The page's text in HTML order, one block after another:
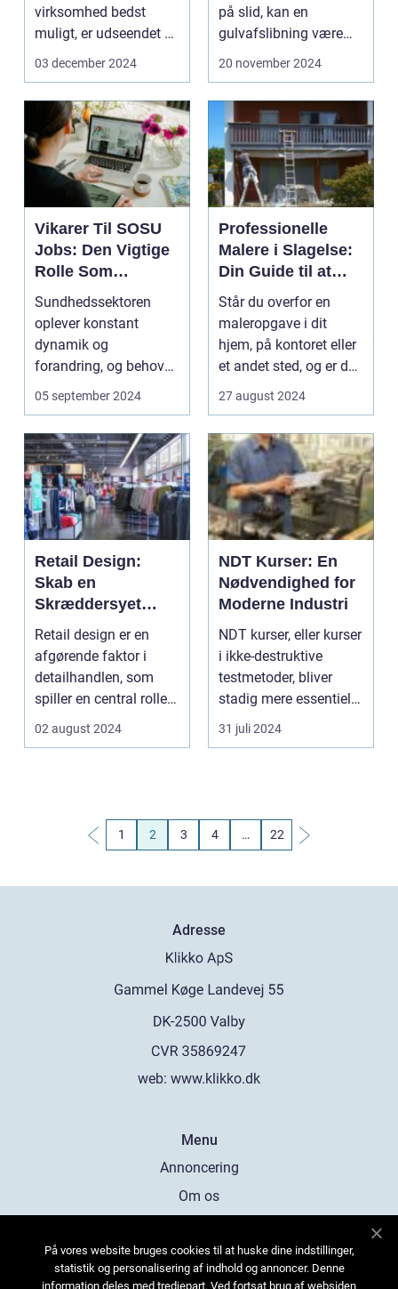
virksomhed bedst
muligt, er udseendet af
kontor- ell...
03 december 2024
på slid, kan en
gulvafslibning være
de...
20 november 2024
Vikarer Til SOSU
Jobs: Den Vigtige
Rolle Som
Pædagogvikar
Sundhedssektoren
oplever konstant
dynamik og
forandring, og behovet
for kvalificeret
sundhedspersona...
05 september 2024
Professionelle
Malere i Slagelse:
Din Guide til at
Skabe Dit
Drømmehjem
Står du overfor en
maleropgave i dit
hjem, på kontoret eller
et andet sted, og er du
hjemmehørende i...
27 august 2024
Retail Design:
Skab en
Skræddersyet
Kundeoplevelse
Retail design er en
afgørende faktor i
detailhandlen, som
spiller en central rolle i,
hvordan...
02 august 2024
NDT Kurser: En
Nødvendighed for
Moderne Industri
NDT kurser, eller kurser
i ikke-destruktive
testmetoder, bliver
stadig mere essentielle
i den modern...
31 juli 2024
1 2 3 4 … 22
Adresse
web: www.klikko.dk
Menu
Annoncering
Om os
Kontakt os
Sitemap
På vores website bruges cookies til at huske dine indstillinger,
statistik og personalisering af indhold og annoncer. Denne
information deles med tredjepart. Ved fortsat brug af websiden